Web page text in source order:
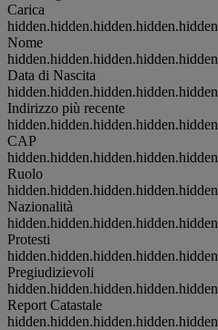
Carica
hidden.hidden.hidden.hidden.hidden
Nome
hidden.hidden.hidden.hidden.hidden
Data di Nascita
hidden.hidden.hidden.hidden.hidden
Indirizzo più recente
hidden.hidden.hidden.hidden.hidden
CAP
hidden.hidden.hidden.hidden.hidden
Ruolo
hidden.hidden.hidden.hidden.hidden
Nazionalità
hidden.hidden.hidden.hidden.hidden
Protesti
hidden.hidden.hidden.hidden.hidden
Pregiudizievoli
hidden.hidden.hidden.hidden.hidden
Report Catastale
hidden.hidden.hidden.hidden.hidden